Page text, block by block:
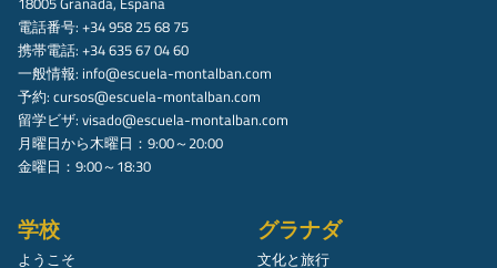
電話番号: +34 958 25 68 75
携帯電話: +34 635 67 04 60
一般情報: info@escuela-montalban.com
予約: cursos@escuela-montalban.com
留学ビザ: visado@escuela-montalban.com
月曜日から木曜日：9:00～20:00
金曜日：9:00～18:30
学校
ようこそ
グラナダ
文化と旅行